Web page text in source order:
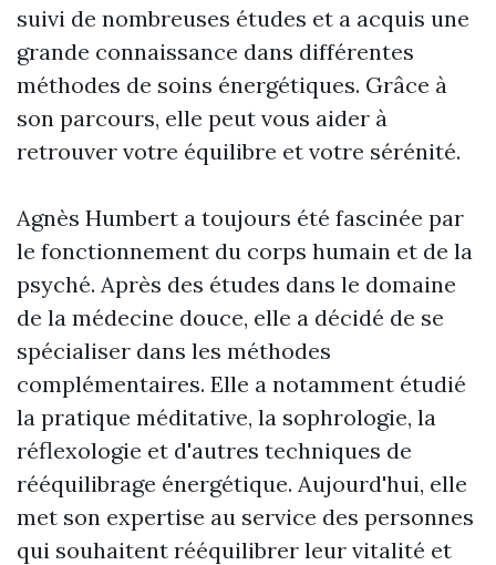
suivi de nombreuses études et a acquis une
grande connaissance dans différentes
méthodes de soins énergétiques. Grâce à
son parcours, elle peut vous aider à
retrouver votre équilibre et votre sérénité.
Agnès Humbert a toujours été fascinée par
le fonctionnement du corps humain et de la
psyché. Après des études dans le domaine
de la médecine douce, elle a décidé de se
spécialiser dans les méthodes
complémentaires. Elle a notamment étudié
la pratique méditative, la sophrologie, la
réflexologie et d'autres techniques de
rééquilibrage énergétique. Aujourd'hui, elle
met son expertise au service des personnes
qui souhaitent rééquilibrer leur vitalité et